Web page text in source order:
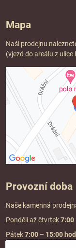
Mapa
Naši prodejnu
(vjezd do areálu z ulice
Provozní doba
Naše kamenná
Pondělí až čtvrtek7:00
Pátek7:00 – 15:00